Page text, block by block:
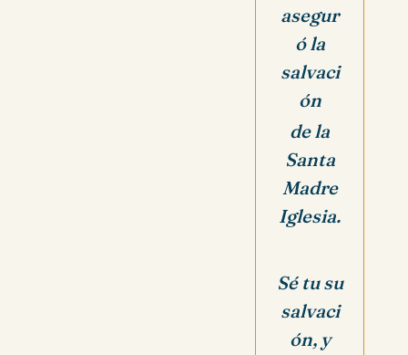
asegur
ó la
salvaci
ón
de la
Santa
Madre
Iglesia.
Sé tu su
salvaci
ón, y